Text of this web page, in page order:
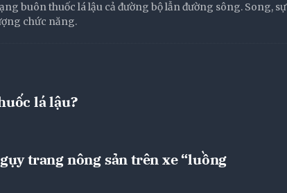
buôn thuốc lá lậu cả đường bộ lẫn đường sông. Song,
chức năng.
lá lậu?
trang nông sản trên xe “luồng